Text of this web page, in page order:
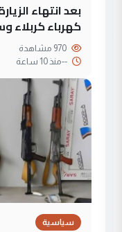
بعد انتهاء
كهرباء كربلاء
--منذ 10 ساعة
سياسية